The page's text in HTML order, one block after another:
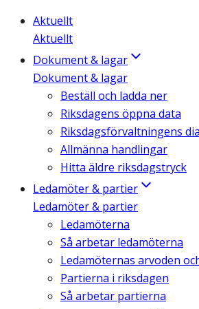
Aktuellt
Aktuellt
Dokument & lagar
Dokument & lagar
Beställ och ladda ner
Riksdagens öppna data
Riksdagsförvaltningens
Allmänna handlingar
Hitta äldre riksdagstryck
Ledamöter & partier
Ledamöter & partier
Ledamöterna
Så arbetar ledamöterna
Ledamöternas arvoden
Partierna i riksdagen
Så arbetar partierna